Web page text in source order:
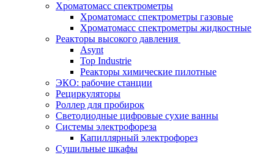
Хроматомасс спектрометры
Хроматомасс спектрометры газовые
Хроматомасс спектрометры жидкостные
Реакторы высокого давления
Asynt
Top Industrie
Реакторы химические пилотные
ЭКО: рабочие станции
Рециркуляторы
Роллер для пробирок
Светодиодные цифровые сухие ванны
Системы электрофореза
Капиллярный электрофорез
Сушильные шкафы